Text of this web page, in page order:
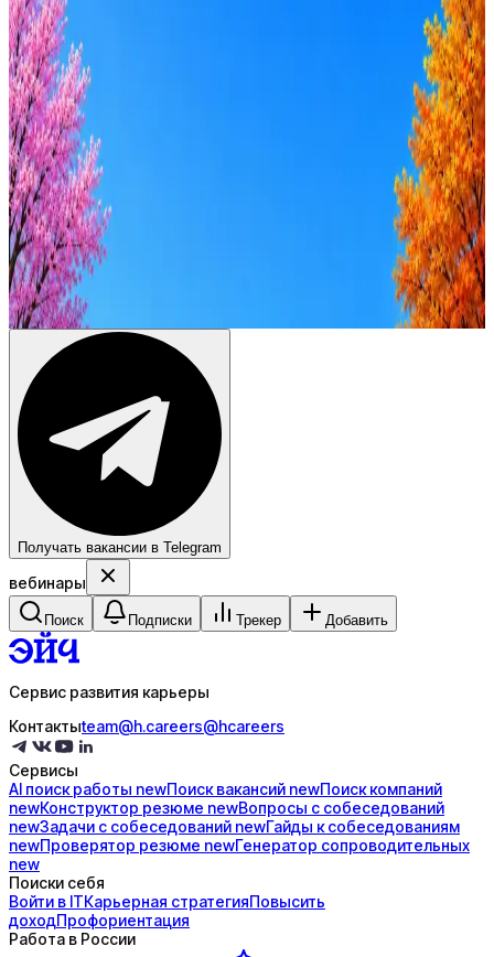
Зарплата
от 50к
от 350к
Стратегия поиска с AI: рынки, позиции, вилка, каналы
Ежедневный подбор из 600+ источников
AI генерация сопроводительных писем
Получать вакансии в Telegram
вебинары
Поиск Подписки Трекер Добавить
Сервис развития карьеры
Контактыteam@h.careers@hcareers
Сервисы
AI поискработы newПоисквакансий newПоисккомпаний
newКонструктор резюме newВопросы с собеседований
newЗадачи с собеседований newГайды ксобеседованиям
newПроверятор резюме newГенератор сопроводительных
new
Поиски себя
Войти в ITКарьерная стратегияПовысить
доходПрофориентация
Работа в России